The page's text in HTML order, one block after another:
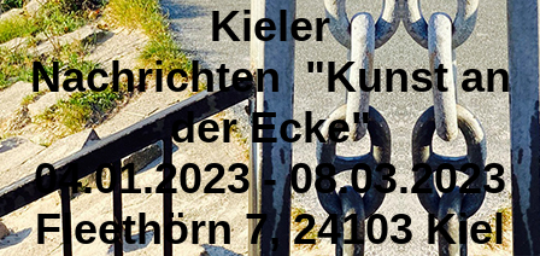
Kieler
Nachrichten "Kunst an
der Ecke"
04.01.2023 - 08.03.2023
Fleethörn 7, 24103 Kiel